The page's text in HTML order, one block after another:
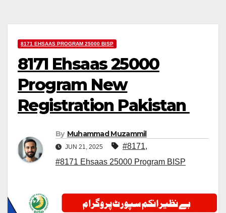
8171 EHSAAS PROGRAM 25000 BISP
8171 Ehsaas 25000
Program New
Registration Pakistan
By Muhammad Muzammil
JUN 21, 2025 #8171,
#8171 Ehsaas 25000 Program BISP